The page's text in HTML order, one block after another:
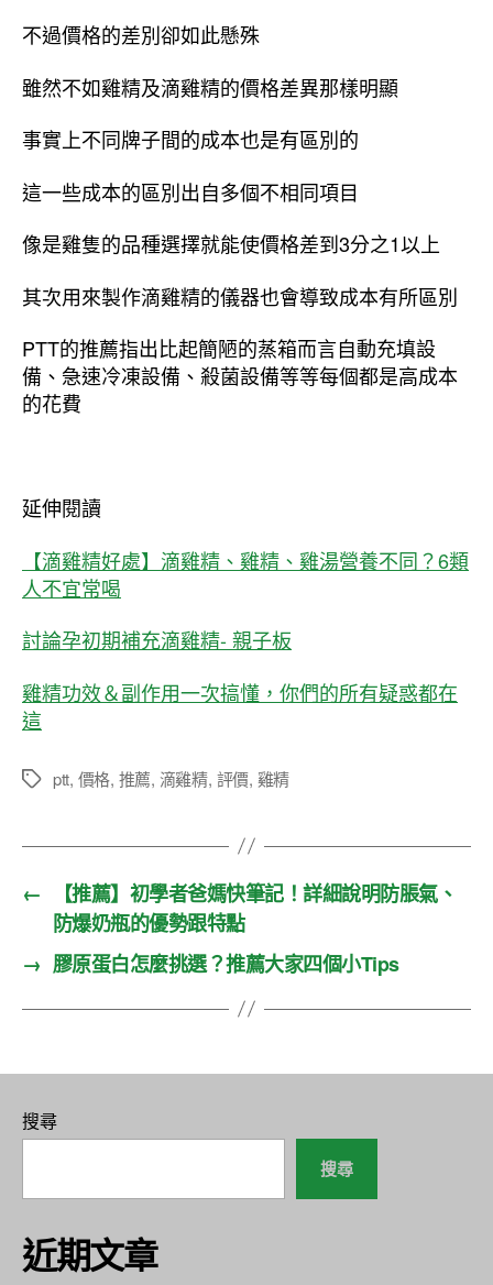
不過價格的差別卻如此懸殊
雖然不如雞精及滴雞精的價格差異那樣明顯
事實上不同牌子間的成本也是有區別的
這一些成本的區別出自多個不相同項目
像是雞隻的品種選擇就能使價格差到3分之1以上
其次用來製作滴雞精的儀器也會導致成本有所區別
PTT的推薦指出比起簡陋的蒸箱而言自動充填設
備、急速冷凍設備、殺菌設備等等每個都是高成本
的花費
延伸閱讀
【滴雞精好處】滴雞精、雞精、雞湯營養不同？6類
人不宜常喝
討論孕初期補充滴雞精- 親子板
雞精功效＆副作用一次搞懂，你們的所有疑惑都在
這
標
ptt, 價格, 推薦, 滴雞精, 評價, 雞精
←
【推薦】初學者爸媽快筆記！詳細說明防脹氣、
防爆奶瓶的優勢跟特點
→ 膠原蛋白怎麼挑選？推薦大家四個小Tips
搜尋
搜尋
近期文章